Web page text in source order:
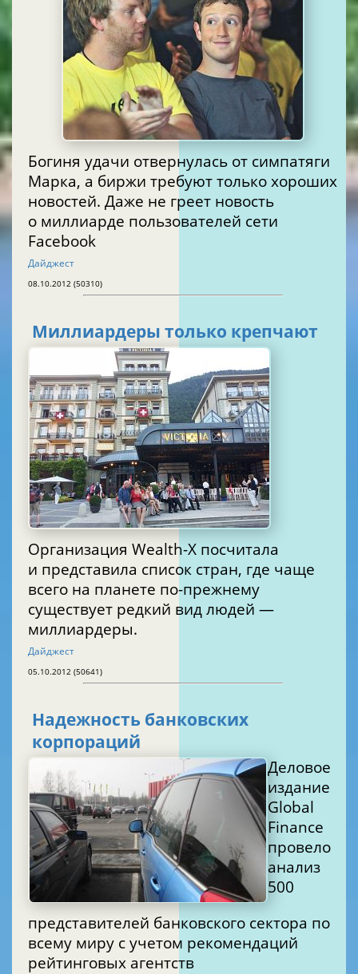
Богиня удачи отвернулась от симпатяги
Марка, а биржи требуют только хороших
новостей. Даже не греет новость
о миллиарде пользователей сети
Facebook
Дайджест
08.10.2012 (50310)
Миллиардеры только крепчают
Организация Wealth-X посчитала
и представила список стран, где чаще
всего на планете по-прежнему
существует редкий вид людей —
миллиардеры.
Дайджест
05.10.2012 (50641)
Надежность банковских
корпораций
Деловое
издание
Global
Finance
провело
анализ
500
представителей банковского сектора по
всему миру с учетом рекомендаций
рейтинговых агентств